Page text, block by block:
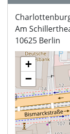
Am
10625 Berlin
+
−